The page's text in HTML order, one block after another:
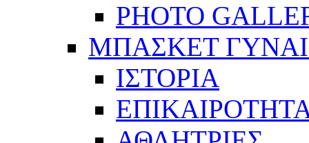
PHOTO
ΜΠΑΣΚΕΤ
ΙΣΤΟΡΙΑ